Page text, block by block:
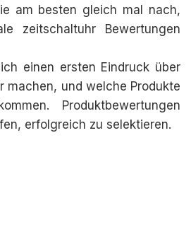
am besten gleich mal nach,
zeitschaltuhr Bewertungen
einen ersten Eindruck über
machen, und welche Produkte
Produktbewertungen
erfolgreich zu selektieren.